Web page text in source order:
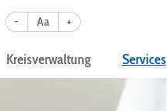
- Aa +
Kreisverwaltung Services